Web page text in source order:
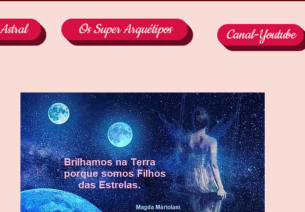
Os Super Arquétipos Canal-Youtube